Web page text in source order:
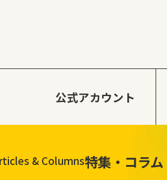
公式アカウント
& Columns特集・コラム